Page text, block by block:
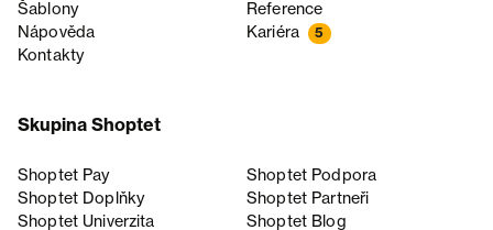
Šablony
Reference
Nápověda
Kariéra 5
Kontakty
Skupina Shoptet
Shoptet Pay
Shoptet Podpora
Shoptet Doplňky
Shoptet Partneři
Shoptet Univerzita
Shoptet Blog